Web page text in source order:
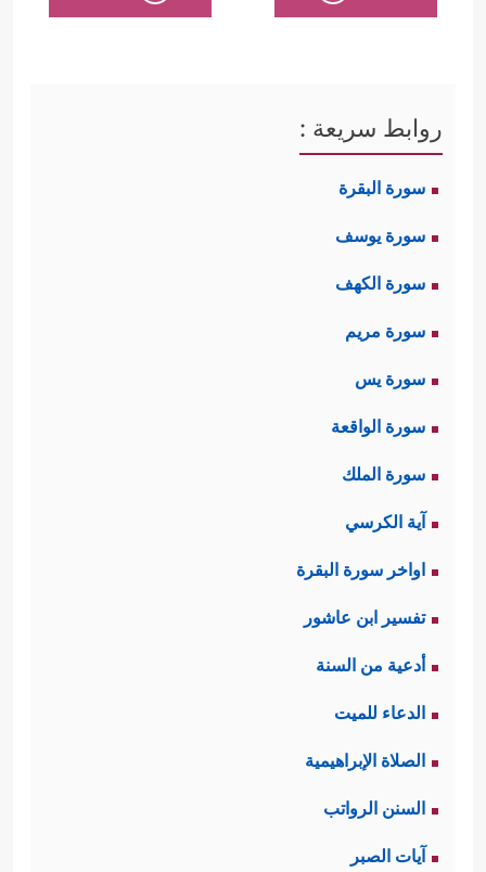
روابط سريعة :
سورة البقرة
سورة يوسف
سورة الكهف
سورة مريم
سورة يس
سورة الواقعة
سورة الملك
آية الكرسي
اواخر سورة البقرة
تفسير ابن عاشور
أدعية من السنة
الدعاء للميت
الصلاة الإبراهيمية
السنن الرواتب
آيات الصبر